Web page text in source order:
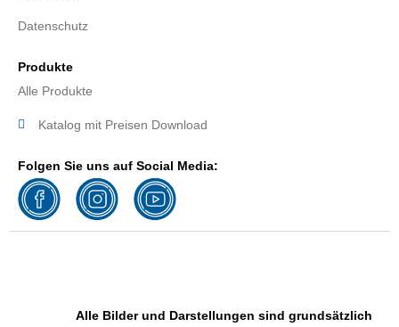
Datenschutz
Produkte
Alle Produkte
Katalog mit Preisen Download
Folgen Sie uns auf Social Media:
Alle Bilder und Darstellungen sind grundsätzlich